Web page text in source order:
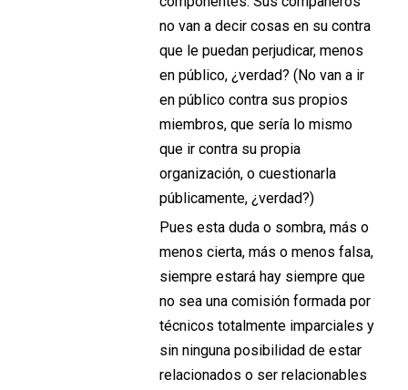
no van a decir cosas en su contra
que le puedan perjudicar, menos
en público, ¿verdad? (No van a ir
en público contra sus propios
miembros, que sería lo mismo
que ir contra su propia
organización, o cuestionarla
públicamente, ¿verdad?)
Pues esta duda o sombra, más o
menos cierta, más o menos falsa,
siempre estará hay siempre que
no sea una comisión formada por
técnicos totalmente imparciales y
sin ninguna posibilidad de estar
relacionados o ser relacionables